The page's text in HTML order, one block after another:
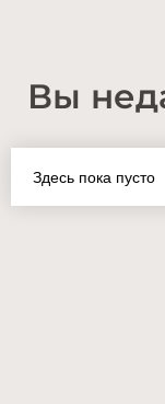
Вы
Здесь пока пусто